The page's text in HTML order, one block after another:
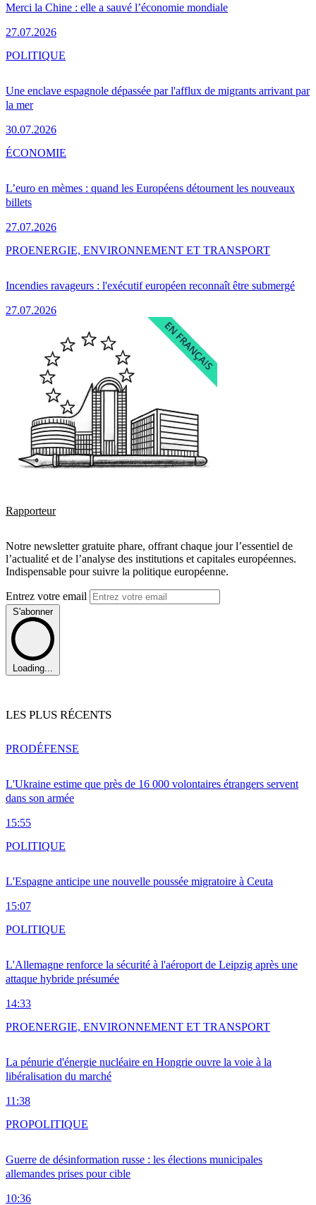
Merci la Chine : elle a sauvé l’économie mondiale
27.07.2026
Une enclave espagnole dépassée par l'afflux de migrants arrivant par
la mer
30.07.2026
POLITIQUE
L’euro en mèmes : quand les Européens détournent les nouveaux
billets
27.07.2026
ÉCONOMIE
Incendies ravageurs : l'exécutif européen reconnaît être submergé
27.07.2026
PROENERGIE, ENVIRONNEMENT ET TRANSPORT
Rapporteur
Notre newsletter gratuite phare, offrant chaque jour l’essentiel de
l’actualité et de l’analyse des institutions et capitales européennes.
Indispensable pour suivre la politique européenne.
Entrez votre email
S'abonner
Loading...
LES PLUS RÉCENTS
L'Ukraine estime que près de 16 000 volontaires étrangers servent
dans son armée
15:55
PRODÉFENSE
L'Espagne anticipe une nouvelle poussée migratoire à Ceuta
15:07
POLITIQUE
L'Allemagne renforce la sécurité à l'aéroport de Leipzig après une
attaque hybride présumée
14:33
POLITIQUE
La pénurie d'énergie nucléaire en Hongrie ouvre la voie à la
libéralisation du marché
11:38
PROENERGIE, ENVIRONNEMENT ET TRANSPORT
Guerre de désinformation russe : les élections municipales
allemandes prises pour cible
10:36
PROPOLITIQUE